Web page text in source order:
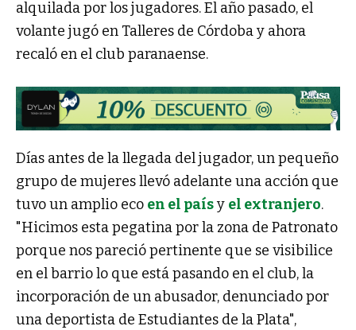
alquilada por los jugadores. El año pasado, el
volante jugó en Talleres de Córdoba y ahora
recaló en el club paranaense.
Días antes de la llegada del jugador, un pequeño
grupo de mujeres llevó adelante una acción que
tuvo un amplio eco en el paísy el extranjero.
"Hicimos esta pegatina por la zona de Patronato
porque nos pareció pertinente que se visibilice
en el barrio lo que está pasando en el club, la
incorporación de un abusador, denunciado por
una deportista de Estudiantes de la Plata",